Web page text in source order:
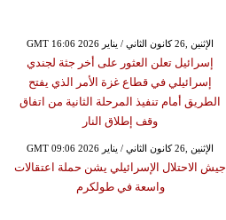
GMT 16:06 2026 الإثنين ,26 كانون الثاني / يناير
إسرائيل تعلن العثور على أخر جثة لجندي
إسرائيلي في قطاع غزة الأمر الذي يفتح
الطريق أمام تنفيذ المرحلة الثانية من اتفاق
وقف إطلاق النار
GMT 09:06 2026 الإثنين ,26 كانون الثاني / يناير
جيش الاحتلال الإسرائيلي يشن حملة اعتقالات
واسعة في طولكرم